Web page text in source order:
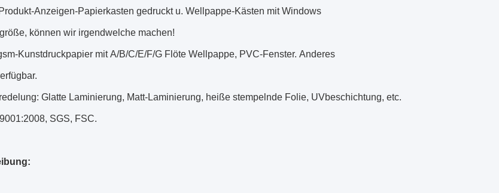
Anzeigen-Papierkasten gedruckt u. Wellpappe-Kästen mit Windows
können wir irgendwelche machen!
Kunstdruckpapier mit A/B/C/E/F/G Flöte Wellpappe, PVC-Fenster. Anderes
Glatte Laminierung, Matt-Laminierung, heiße stempelnde Folie, UVbeschichtung, etc.
SGS, FSC.